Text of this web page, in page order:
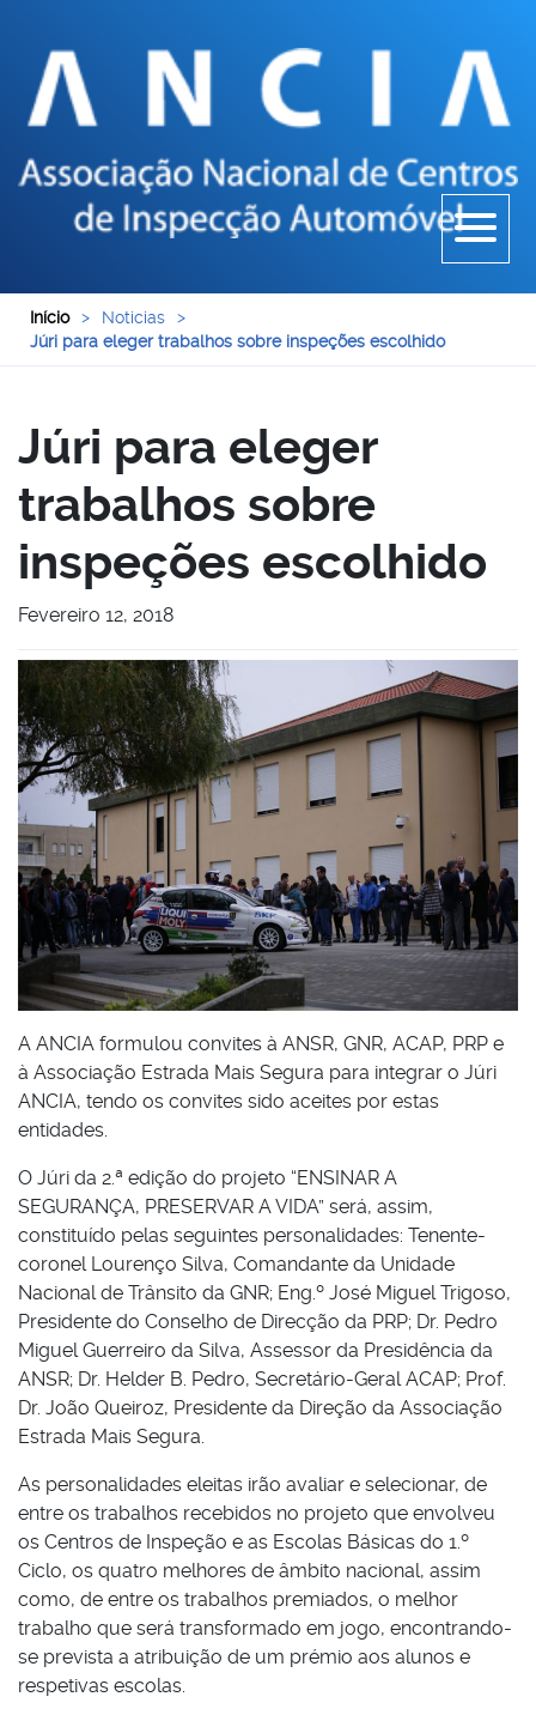
Início > Noticias
>
Júri para eleger trabalhos sobre inspeções escolhido
Júri para eleger
trabalhos sobre
inspeções escolhido
Fevereiro 12, 2018
A ANCIA formulou convites à ANSR, GNR, ACAP, PRP e
à Associação Estrada Mais Segura para integrar o Júri
ANCIA, tendo os convites sido aceites por estas
entidades.
O Júri da 2.ª edição do projeto “ENSINAR A
SEGURANÇA, PRESERVAR A VIDA” será, assim,
constituído pelas seguintes personalidades: Tenente-
coronel Lourenço Silva, Comandante da Unidade
Nacional de Trânsito da GNR; Eng.º José Miguel Trigoso,
Presidente do Conselho de Direcção da PRP; Dr. Pedro
Miguel Guerreiro da Silva, Assessor da Presidência da
ANSR; Dr. Helder B. Pedro, Secretário-Geral ACAP; Prof.
Dr. João Queiroz, Presidente da Direção da Associação
Estrada Mais Segura.
As personalidades eleitas irão avaliar e selecionar, de
entre os trabalhos recebidos no projeto que envolveu
os Centros de Inspeção e as Escolas Básicas do 1.º
Ciclo, os quatro melhores de âmbito nacional, assim
como, de entre os trabalhos premiados, o melhor
trabalho que será transformado em jogo, encontrando-
se prevista a atribuição de um prémio aos alunos e
respetivas escolas.